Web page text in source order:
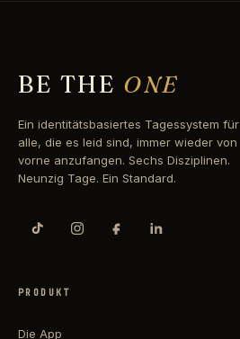
BE THE ONE
Ein identitätsbasiertes Tagessystem für
alle, die es leid sind, immer wieder von
vorne anzufangen. Sechs Disziplinen.
Neunzig Tage. Ein Standard.
PRODUKT
Die App